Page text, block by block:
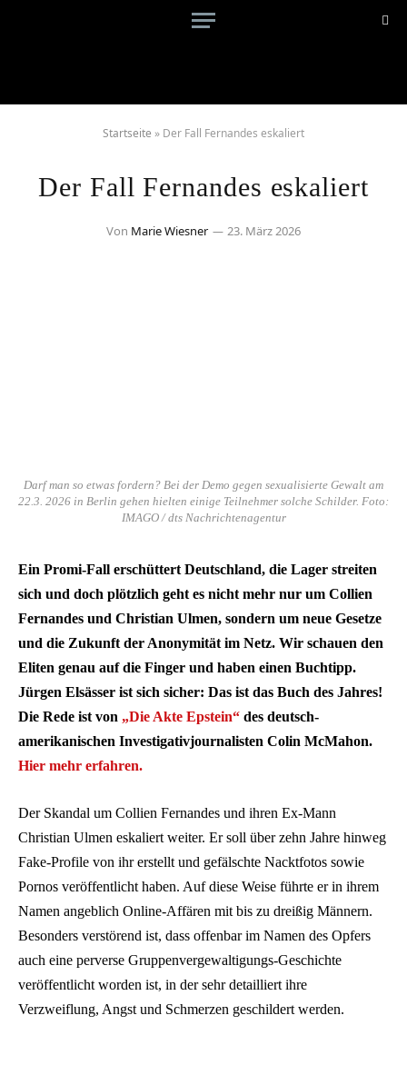
Startseite » Der Fall Fernandes eskaliert
Der Fall Fernandes eskaliert
Von Marie Wiesner 23. März 2026
Darf man so etwas fordern? Bei der Demo gegen sexualisierte Gewalt am
22.3. 2026 in Berlin gehen hielten einige Teilnehmer solche Schilder. Foto:
IMAGO / dts Nachrichtenagentur
Ein Promi-Fall erschüttert Deutschland, die Lager streiten
sich und doch plötzlich geht es nicht mehr nur um Collien
Fernandes und Christian Ulmen, sondern um neue Gesetze
und die Zukunft der Anonymität im Netz. Wir schauen den
Eliten genau auf die Finger und haben einen Buchtipp.
Jürgen Elsässer ist sich sicher: Das ist das Buch des Jahres!
Die Rede ist von „Die Akte Epstein“ des deutsch-
amerikanischen Investigativjournalisten Colin McMahon.
Hier mehr erfahren.
Der Skandal um Collien Fernandes und ihren Ex-Mann
Christian Ulmen eskaliert weiter. Er soll über zehn Jahre hinweg
Fake-Profile von ihr erstellt und gefälschte Nacktfotos sowie
Pornos veröffentlicht haben. Auf diese Weise führte er in ihrem
Namen angeblich Online-Affären mit bis zu dreißig Männern.
Besonders verstörend ist, dass offenbar im Namen des Opfers
auch eine perverse Gruppenvergewaltigungs-Geschichte
veröffentlicht worden ist, in der sehr detailliert ihre
Verzweiflung, Angst und Schmerzen geschildert werden.